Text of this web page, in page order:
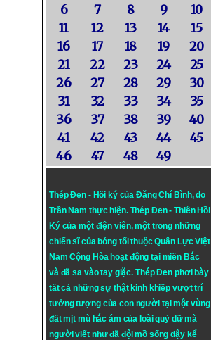
6
7 8 9
10
11
12 13 14
15
16
17 18 19
20
21
22 23 24
25
26
27 28 29
30
31
32 33 34
35
36
37 38 39
40
41
42 43 44
45
46
47 48 49
Thép Đen - Hồi ký của Đặng Chí Bình, do
Trần Nam thực hiện. Thép Đen- Thiên Hồi
Ký của một điện viên, một trong những
chiến sĩ của bóng tối thuộc Quân Lực Việt
Nam Cộng Hòa hoạt động tại miền Bắc
và đã sa vào tay giặc. Thép Đen phơi bày
tất cả những sự thật kinh khiếp vượt trí
tưởng tượng của con người tại một vùng
đất mịt mù hắc ám của loài quỷ dữ mà
người viết như đã đội mồ sống dậy kể